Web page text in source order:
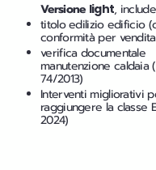
Versione light,
titolo edilizio edificio
conformità per
verifica documentale
manutenzione caldaia
74/2013)
Interventi migliorativi
raggiungere la classe
2024)